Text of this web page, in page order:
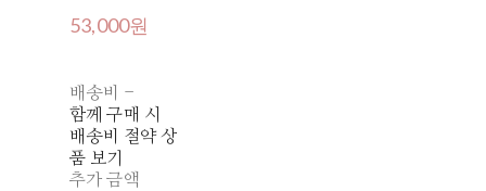
53,000원
배송비 -
함께 구매 시
배송비 절약 상
품 보기
추가 금액